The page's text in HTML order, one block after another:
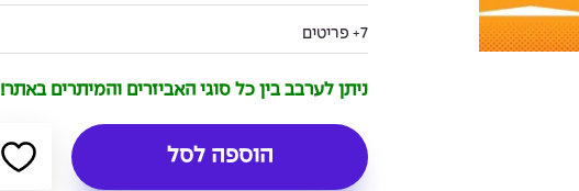
7+ פריטים
ניתן לערבב בין כל סוגי האביזרים והמיתרים באתר!
הוספה לסל